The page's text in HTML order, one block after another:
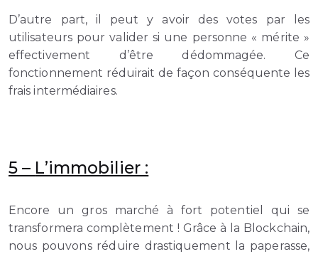
D’autre part, il peut y avoir des votes par les
utilisateurs pour valider si une personne « mérite »
effectivement d’être dédommagée. Ce
fonctionnement réduirait de façon conséquente les
frais intermédiaires.
5 – L’immobilier :
Encore un gros marché à fort potentiel qui se
transformera complètement ! Grâce à la Blockchain,
nous pouvons réduire drastiquement la paperasse,